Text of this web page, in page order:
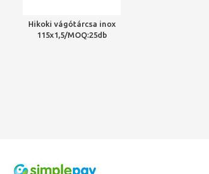
Hikoki vágótárcsa inox
115x1,5/MOQ:25db